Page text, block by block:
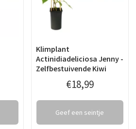
Klimplant
Actinidiadeliciosa Jenny -
Zelfbestuivende Kiwi
€18,99
Geef een seintje